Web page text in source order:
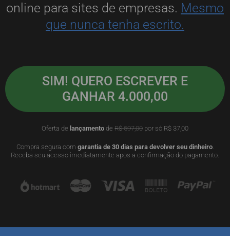
online para sites de empresas. Mesmo
que nunca tenha escrito.
SIM! QUERO ESCREVER E
GANHAR 4.000,00
Oferta de lançamento de R$ 597,00 por só R$ 37,00
Compra segura com garantia de 30 dias para devolver seu dinheiro.
Receba seu acesso imediatamente apos a confirmação do pagamento.